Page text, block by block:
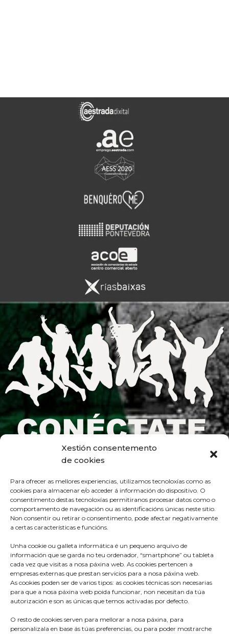
Xestión consentemento
de cookies
Para ofrecer as mellores experiencias, utilizamos tecnoloxías como as
cookies para almacenar e/o acceder á información do dispositivo. O
consentimento destas tecnoloxías permitiranos procesar datos como o
comportamento de navegación ou as identificacións únicas neste sitio.
Non consentir ou retirar o consentimento, pode afectar negativamente
a certas características e funcións.
Unha cookie ou galleta informática é un pequeno arquivo de
información que se garda no teu ordenador, “smartphone” ou tableta
cada vez que visitas a nosa páxina web. As cookies pertencen a
empresas externas que prestan servicios para a nosa páxina web.
As cookies poden ser de varios tipos: as cookies técnicas son necesarias
para que a nosa páxina web poida funcionar, non necesitan da túa
autorización e son as únicas que temos activadas por defecto.
O resto de cookies serven para mellorar a nosa páxina, para
personalizala en base ás túas preferencias, ou para poder mostrarche
Praza do Concello s/n
Telf: 986570165